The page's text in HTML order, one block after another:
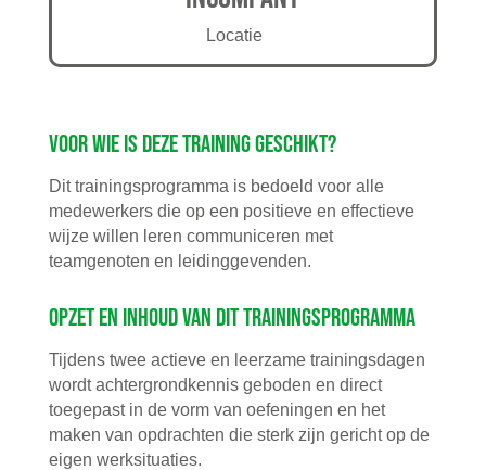
Locatie
Voor wie is deze training geschikt?
Dit trainingsprogramma is bedoeld voor alle
medewerkers die op een positieve en effectieve
wijze willen leren communiceren met
teamgenoten en leidinggevenden.
Opzet en inhoud van dit trainingsprogramma
Tijdens twee actieve en leerzame trainingsdagen
wordt achtergrondkennis geboden en direct
toegepast in de vorm van oefeningen en het
maken van opdrachten die sterk zijn gericht op de
eigen werksituaties.